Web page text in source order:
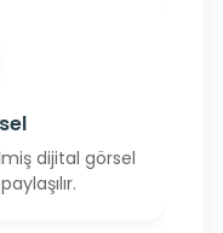
dijital görsel